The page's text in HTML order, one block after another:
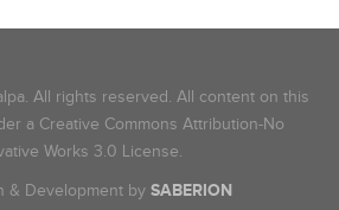
All rights reserved. All content on this
a Creative Commons Attribution-No
Works 3.0 License.
& Development by SABERION